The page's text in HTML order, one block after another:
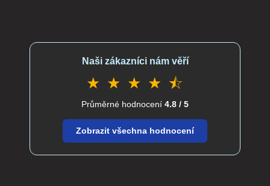
Naši zákazníci nám věří
★ ★ ★ ★ ⯪
Průměrné hodnocení 4.8 / 5
Zobrazit všechna hodnocení